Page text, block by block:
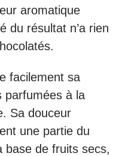
aromatique
du résultat n’a rien
facilement sa
parfumées à la
Sa douceur
une partie du
base de fruits secs,